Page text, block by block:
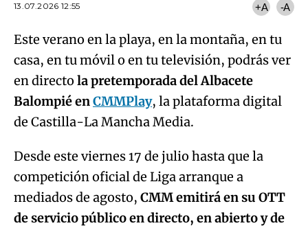
13.07.2026 12:55
+A -A
Este verano en la playa, en la montaña, en tu
casa, en tu móvil o en tu televisión, podrás ver
en directo la pretemporada del Albacete
Balompié enCMMPlay, la plataforma digital
de Castilla-La Mancha Media.
Desde este viernes 17 de julio hasta que la
competición oficial de Liga arranque a
mediados de agosto, CMM emitirá en su OTT
de servicio público en directo, en abierto y de